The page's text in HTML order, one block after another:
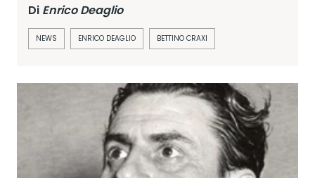
Di Enrico Deaglio
NEWS ENRICO DEAGLIO BETTINO CRAXI